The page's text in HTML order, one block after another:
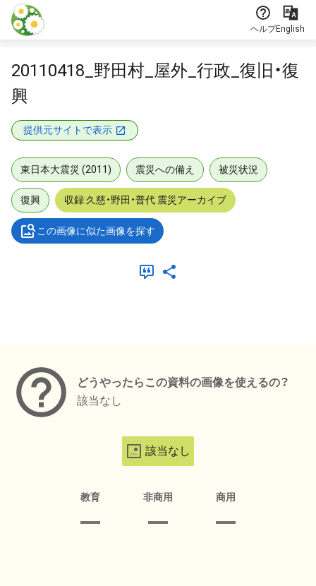
本文に飛ぶ
ヘルプEnglish
20110418_野田村_屋外_行政_復旧・復
興
提供元サイトで表示
東日本大震災 (2011) 震災への備え 被災状況
復興 収録:久慈・野田・普代 震災アーカイブ
この画像に似た画像を探す
どうやったらこの資料の画像を使えるの？
該当なし
該当なし
教育 非商用 商用